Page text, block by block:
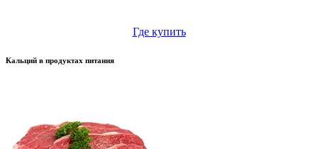
Где купить
Кальций в продуктах питания